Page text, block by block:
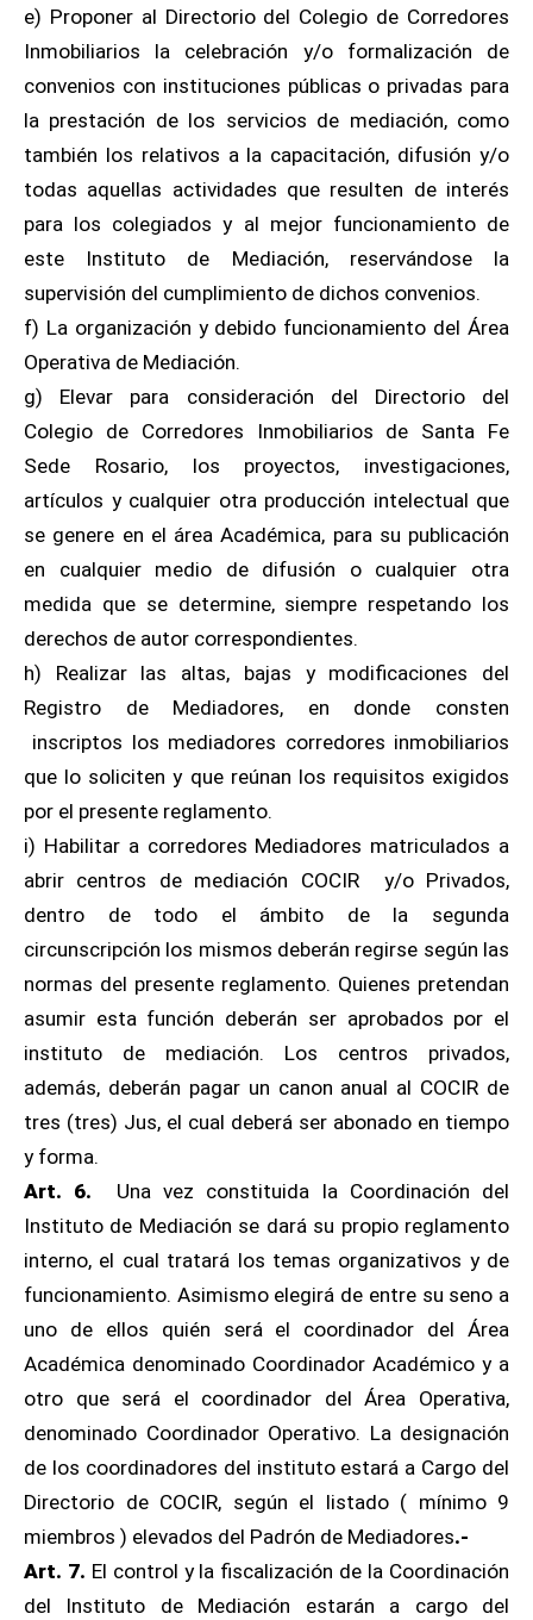
e) Proponer al Directorio del Colegio de Corredores
Inmobiliarios la celebración y/o formalización de
convenios con instituciones públicas o privadas para
la prestación de los servicios de mediación, como
también los relativos a la capacitación, difusión y/o
todas aquellas actividades que resulten de interés
para los colegiados y al mejor funcionamiento de
este Instituto de Mediación, reservándose la
supervisión del cumplimiento de dichos convenios.
f) La organización y debido funcionamiento del Área
Operativa de Mediación.
g) Elevar para consideración del Directorio del
Colegio de Corredores Inmobiliarios de Santa Fe
Sede Rosario, los proyectos, investigaciones,
artículos y cualquier otra producción intelectual que
se genere en el área Académica, para su publicación
en cualquier medio de difusión o cualquier otra
medida que se determine, siempre respetando los
derechos de autor correspondientes.
h) Realizar las altas, bajas y modificaciones del
Registro de Mediadores, en donde consten
inscriptos los mediadores corredores inmobiliarios
que lo soliciten y que reúnan los requisitos exigidos
por el presente reglamento.
i) Habilitar a corredores Mediadores matriculados a
abrir centros de mediación COCIR y/o Privados,
dentro de todo el ámbito de la segunda
circunscripción los mismos deberán regirse según las
normas del presente reglamento. Quienes pretendan
asumir esta función deberán ser aprobados por el
instituto de mediación. Los centros privados,
además, deberán pagar un canon anual al COCIR de
tres (tres) Jus, el cual deberá ser abonado en tiempo
y forma.
Art. 6. Una vez constituida la Coordinación del
Instituto de Mediación se dará su propio reglamento
interno, el cual tratará los temas organizativos y de
funcionamiento. Asimismo elegirá de entre su seno a
uno de ellos quién será el coordinador del Área
Académica denominado Coordinador Académico y a
otro que será el coordinador del Área Operativa,
denominado Coordinador Operativo. La designación
de los coordinadores del instituto estará a Cargo del
Directorio de COCIR, según el listado ( mínimo 9
miembros ) elevados del Padrón de Mediadores.-
Art. 7. El control y la fiscalización de la Coordinación
del Instituto de Mediación estarán a cargo del